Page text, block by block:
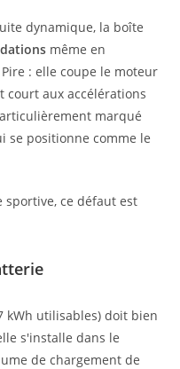
dynamique, la boîte
même en
: elle coupe le moteur
court aux accélérations
marqué
se positionne comme le
sportive, ce défaut est
kWh utilisables) doit bien
s'installe dans le
de chargement de